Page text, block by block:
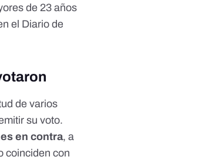
de 23 años
el Diario de
de varios
su voto.
en contra, a
coinciden con